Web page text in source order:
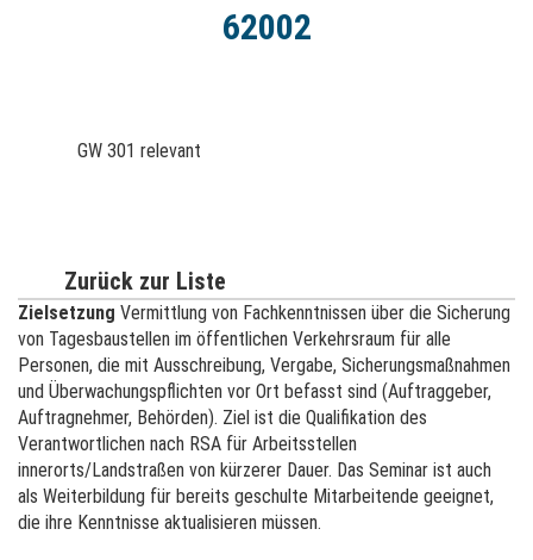
62002
GW 301 relevant
Zurück zur Liste
Zielsetzung Vermittlung von Fachkenntnissen über die Sicherung
von Tagesbaustellen im öffentlichen Verkehrsraum für alle
Personen, die mit Ausschreibung, Vergabe, Sicherungsmaßnahmen
und Überwachungspflichten vor Ort befasst sind (Auftraggeber,
Auftragnehmer, Behörden). Ziel ist die Qualifikation des
Verantwortlichen nach RSA für Arbeitsstellen
innerorts/Landstraßen von kürzerer Dauer. Das Seminar ist auch
als Weiterbildung für bereits geschulte Mitarbeitende geeignet,
die ihre Kenntnisse aktualisieren müssen.